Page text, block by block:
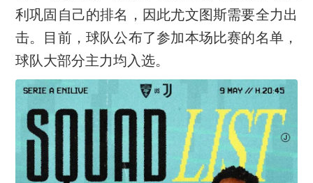
利巩固自己的排名，因此尤文图斯需要全力出
击。目前，球队公布了参加本场比赛的名单，
球队大部分主力均入选。